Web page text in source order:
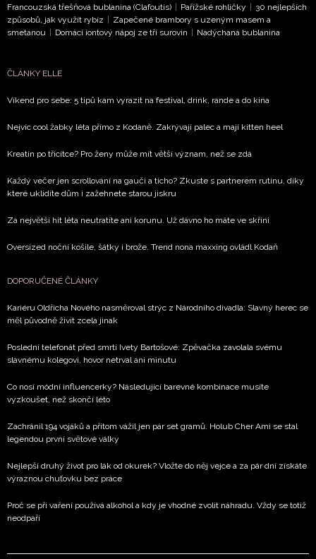
Francouzská třešňová bublanina (Clafoutis) | Pařížské rohlíčky | 30 nejlepších
způsobů, jak využít rybíz | Zapečené brambory s uzeným masem a
smetanou | Domácí iontový nápoj ze tří surovin | Nadýchaná bublanina
ČLÁNKY ELLE
Víkend pro sebe: 5 tipů kam vyrazit na festival, drink, rande a do kina
Nejvíc cool žabky léta přímo z Kodaně. Zakrývají palec a mají kitten heel
Kreatin po třicítce? Pro ženy může mít větší význam, než se zdá
Každý večer jen scrollování na gauči a ticho? Zkuste s partnerem rutinu, díky
které uklidíte dům i zažehnete starou jiskru
Za největší hit léta neutratíte ani korunu. Už dávno ho máte ve skříni
Oversized noční košile, šátky i brože. Trend nona maxxing ovládl Kodaň
DOPORUČENÉ ČLÁNKY
Kariéru Oldřicha Nového nasměroval strýc z Národního divadla: Slavný herec se
měl původně živit zcela jinak
Poslední telefonát před smrtí Ivety Bartošové: Zpěvačka zavolala svému
slavnému kolegovi, hovor netrval ani minutu
Co nosí módní influencerky? Následující barevné kombinace musíte
vyzkoušet, než skončí léto
Zachránil 194 vojáků a přitom vážil jen pár set gramů. Holub Cher Ami se stal
legendou první světové války
Nejlepší druhý život pro lák od okurek? Vložte do něj vejce a za pár dní získáte
výraznou chuťovku bez práce
Proč se při vaření používá alkohol a kdy je vhodné zvolit náhradu. Vždy se totiž
neodpaří